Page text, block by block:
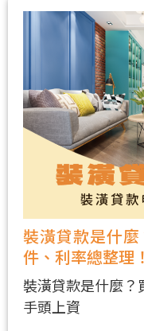
裝潢貸款是什
件、利率總整理！
裝潢貸款是什麼？
手頭上資